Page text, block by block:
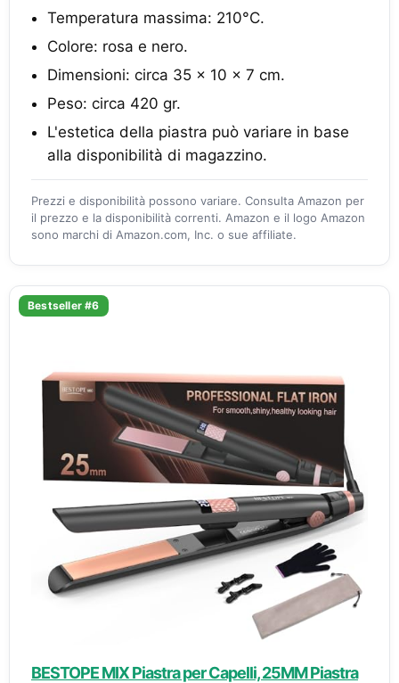
Temperatura massima: 210°C.
Colore: rosa e nero.
Dimensioni: circa 35 x 10 x 7 cm.
Peso: circa 420 gr.
L'estetica della piastra può variare in base
alla disponibilità di magazzino.
Prezzi e disponibilità possono variare. Consulta Amazon per
il prezzo e la disponibilità correnti. Amazon e il logo Amazon
sono marchi di Amazon.com, Inc. o sue affiliate.
Bestseller #6
BESTOPE MIX Piastra per Capelli, 25MM Piastra